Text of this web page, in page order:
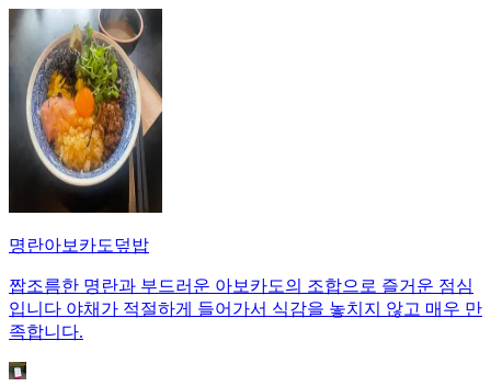
명란아보카도덮밥
짭조름한 명란과 부드러운 아보카도의 조합으로 즐거운 점심
입니다 야채가 적절하게 들어가서 식감을 놓치지 않고 매우 만
족합니다.